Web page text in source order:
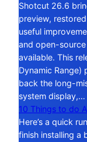
Shotcut 26.6
preview,
useful
and open-
available. This
Dynamic
back the long-
system
10 Things to do
Here’s a quick
finish installing a